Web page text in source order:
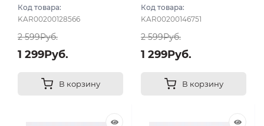
Код товара:
KAR00200128566
2 599Руб.
1 299Руб.
В корзину
Код товара:
KAR00200146751
2 599Руб.
1 299Руб.
В корзину